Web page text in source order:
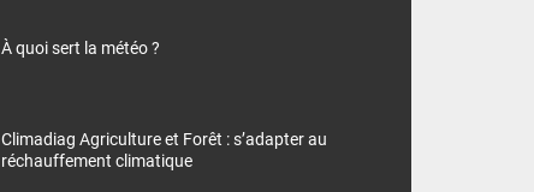
À quoi sert la météo ?
Climadiag Agriculture et Forêt : s’adapter au
réchauffement climatique